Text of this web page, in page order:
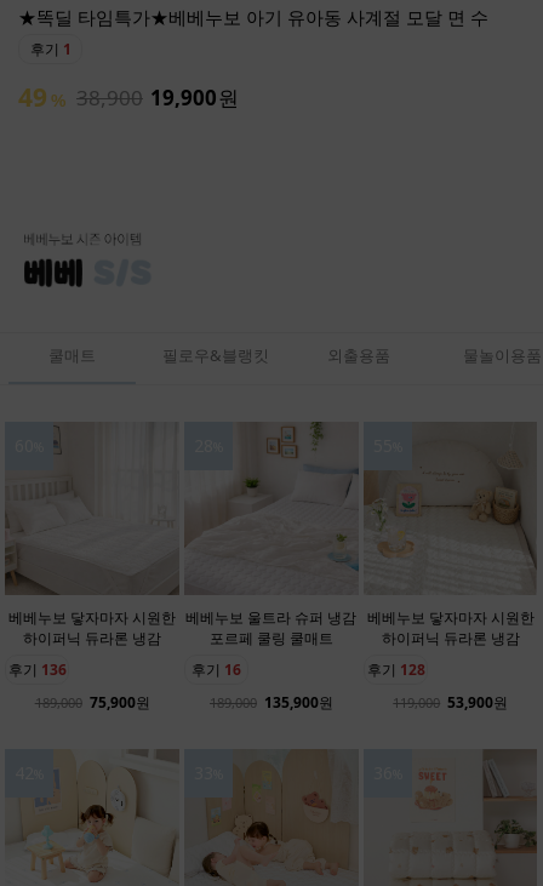
★똑딜 타임특가★베베누보 소프트 부스터 아기 튜브 의자
후기 0
튜브로 폭신하고 활용도가 좋은 아기 의자 출시:)
59
쿨매트 필로우&블랭킷 외출용품 물놀이용품
베베누보 닿자마자 시원한
하이퍼닉 듀라론 냉감
후기 136
189,000 75,900원
베베누보 울트라 슈퍼 냉감
포르페 쿨링 쿨매트
후기 16
189,000 135,900원
베베누보 닿자마자 시원한
하이퍼닉 듀라론 냉감
후기 128
119,000 53,900원